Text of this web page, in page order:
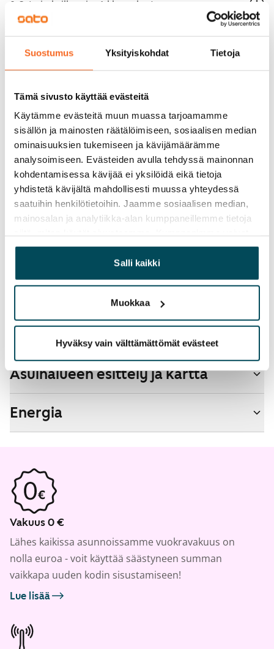
Suostumus Yksityiskohdat Tietoja
Tämä sivusto käyttää evästeitä
Käytämme evästeitä muun muassa tarjoamamme
sisällön ja mainosten räätälöimiseen, sosiaalisen median
ominaisuuksien tukemiseen ja kävijämäärämme
analysoimiseen. Evästeiden avulla tehdyssä mainonnan
kohdentamisessa kävijää ei yksilöidä eikä tietoja
yhdistetä kävijältä mahdollisesti muussa yhteydessä
saatuihin henkilötietoihin. Jaamme sosiaalisen median,
mainosalan ja analytiikka-alan kumppaneillemme tietoja
yhdistää näitä tietoja muihin tietoihin, joita olet antanut
heille tai joita on kerätty, kun olet käyttänyt heidän
palvelujaan.
Salli kaikki
Muokkaa
Hyväksy vain välttämättömät evästeet
0 €, (yrityksille min. 1 kk vuokra)
Pakollinen, ei sisälly vuokraan
Vesimaksu
Sähkömaksu
Vuokralainen solmii itse sähkösopimuksen.
Laajakaista
Vuokraan sisältyy 50 M laajakaistaliittymä. Voit hankkia
lisänopeutta etuhintaan ottamalla yhteyttä
operaattoriin Telia.
Kyllä
Ei
Talon tiedot
Asuinalueen esittely ja kartta
Energia
Vakuus 0 €
Lähes kaikissa asunnoissamme vuokravakuus on
nolla euroa - voit käyttää säästyneen summan
vaikkapa uuden kodin sisustamiseen!
Lue lisää